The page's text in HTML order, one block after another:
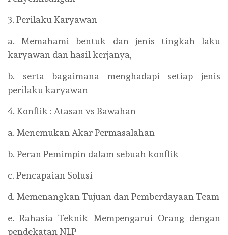
3. Perilaku Karyawan
a. Memahami bentuk dan jenis tingkah laku
karyawan dan hasil kerjanya,
b. serta bagaimana menghadapi setiap jenis
perilaku karyawan
4. Konflik : Atasan vs Bawahan
a. Menemukan Akar Permasalahan
b. Peran Pemimpin dalam sebuah konflik
c. Pencapaian Solusi
d. Memenangkan Tujuan dan Pemberdayaan Team
e. Rahasia Teknik Mempengarui Orang dengan
pendekatan NLP